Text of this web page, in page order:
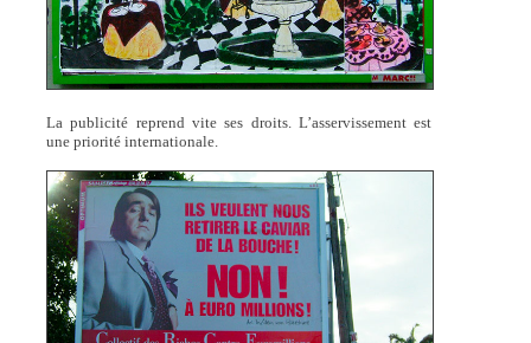
La publicité reprend vite ses droits. L’asservissement est
une priorité internationale.